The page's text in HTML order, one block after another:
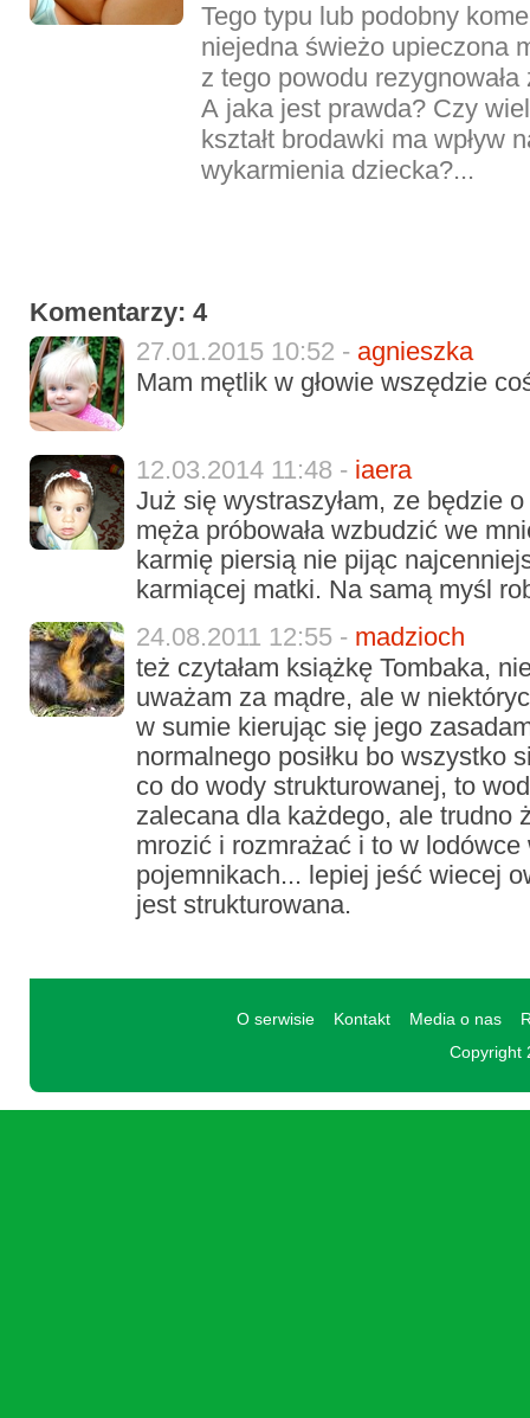
Tego typu lub podobny
niejedna świeżo upieczona
z tego powodu
A jaka jest prawda? Czy
kształt brodawki ma wpływ
wykarmienia dziecka?...
Komentarzy: 4
27.01.2015 10:52 - agnieszka
Mam mętlik w głowie wszędzie
12.03.2014 11:48 - iaera
Już się wystraszyłam, ze będzie
męża próbowała wzbudzić we
karmię piersią nie pijąc
karmiącej matki. Na samą myśl
24.08.2011 12:55 - madzioch
też czytałam książkę Tombaka,
uważam za mądre, ale w
w sumie kierując się jego
normalnego posiłku bo wszystko
co do wody strukturowanej, to
zalecana dla każdego, ale trudno
mrozić i rozmrażać i to w
pojemnikach... lepiej jeść wiecej
jest strukturowana.
O serwisie Kontakt Media o nas
Copyright